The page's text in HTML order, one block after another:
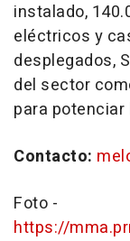
instalado,
eléctricos y
desplegados,
del sector
para
Contacto:
Foto -
https://